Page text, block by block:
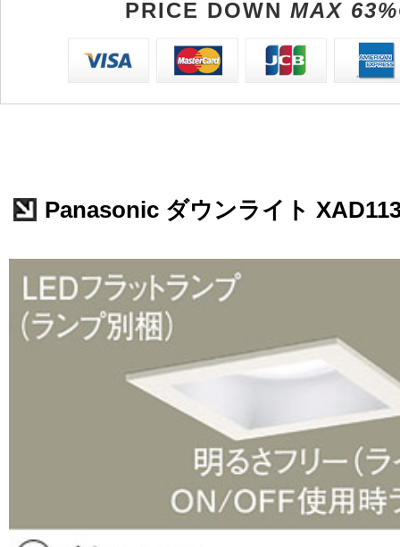
PRICE DOWN MAX
Panasonic ダウンライト